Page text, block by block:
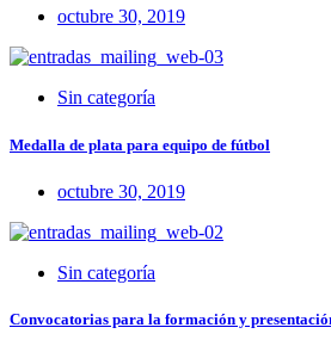
octubre 30, 2019
Sin categoría
Medalla de plata para equipo de fútbol
octubre 30, 2019
Sin categoría
Convocatorias para la formación y